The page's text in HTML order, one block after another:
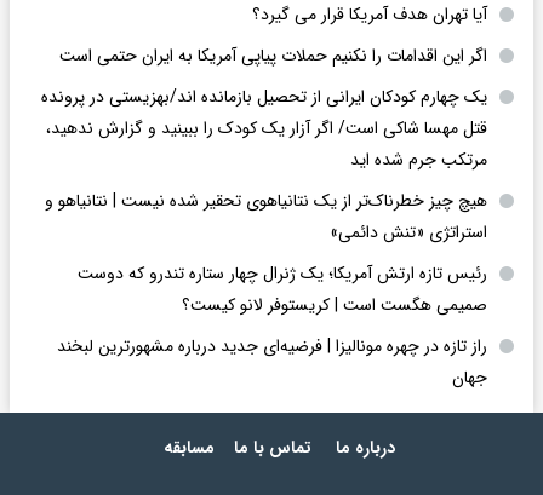
آیا تهران هدف آمریکا قرار می گیرد؟
اگر این اقدامات را نکنیم حملات پیاپی آمریکا به ایران حتمی است
یک چهارم کودکان ایرانی از تحصیل بازمانده اند/بهزیستی در پرونده
قتل مهسا شاکی است/ اگر آزار یک کودک را ببینید و گزارش ندهید،
مرتکب جرم شده اید
هیچ چیز خطرناک‌تر از یک نتانیاهوی تحقیر شده نیست | نتانیاهو و
استراتژی «تنش دائمی»
رئیس تازه ارتش آمریکا؛ یک ژنرال چهار ستاره تندرو که دوست
صمیمی هگست است | کریستوفر لانو کیست؟
راز تازه در چهره مونالیزا | فرضیه‌ای جدید درباره مشهورترین لبخند
جهان
درباره ما تماس با ما مسابقه